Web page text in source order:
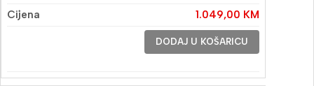
1.049,00 KM
DODAJ U KOŠARICU